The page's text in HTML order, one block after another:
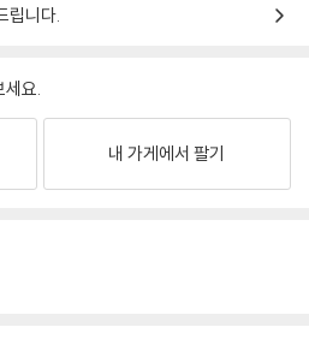
립니다.
세요.
내 가게에서 팔기